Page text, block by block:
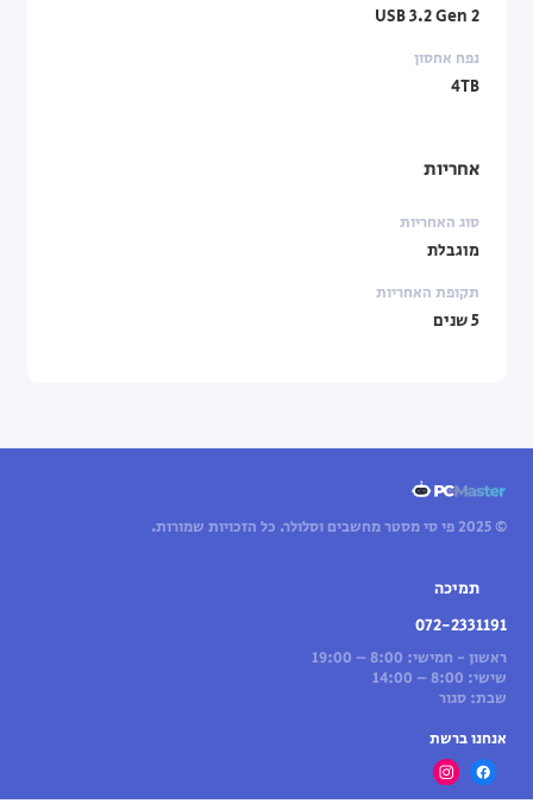
USB 3.2 Gen 2
נפח אחסון
4TB
אחריות
סוג האחריות
מוגבלת
תקופת האחריות
5 שנים
© 2025 פי סי מסטר מחשבים וסלולר. כל הזכויות שמורות.
תמיכה
072-2331191
ראשון - חמישי: 8:00 – 19:00
שישי: 8:00 – 14:00
שבת: סגור
אנחנו ברשת